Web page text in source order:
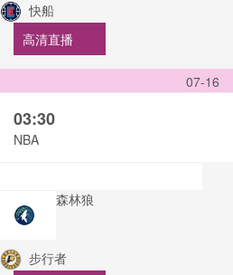
快船
高清直播
07-16
03:30
NBA
森林狼
步行者